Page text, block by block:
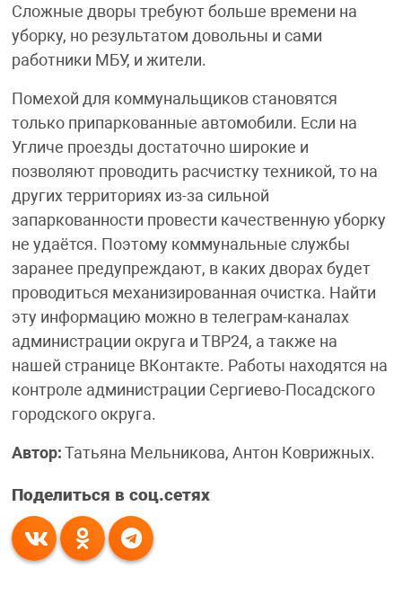
Сложные дворы требуют больше времени на
уборку, но результатом довольны и сами
работники МБУ, и жители.
Помехой для коммунальщиков становятся
только припаркованные автомобили. Если на
Угличе проезды достаточно широкие и
позволяют проводить расчистку техникой, то на
других территориях из-за сильной
запаркованности провести качественную уборку
не удаётся. Поэтому коммунальные службы
заранее предупреждают, в каких дворах будет
проводиться механизированная очистка. Найти
эту информацию можно в телеграм-каналах
администрации округа и ТВР24, а также на
нашей странице ВКонтакте. Работы находятся на
контроле администрации Сергиево-Посадского
городского округа.
Автор:Татьяна Мельникова, Антон Коврижных.
Поделиться в соц.сетях